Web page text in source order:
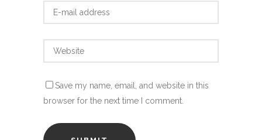
Save my name, email, and website in this
browser for the next time I comment.